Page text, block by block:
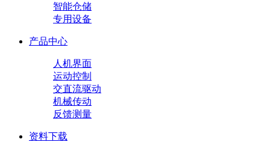
智能仓储
专用设备
产品中心
人机界面
运动控制
交直流驱动
机械传动
反馈测量
资料下载